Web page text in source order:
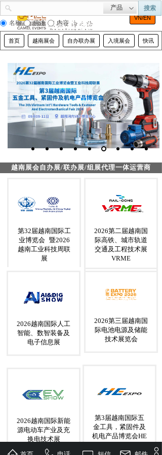
产品 搜索
名称 描述 内容
VN/EN
首页 越南展会 自办联办展 入境展会 快讯
越南展会自办展/联办展/组展代理一体运营商
2026第二届越南国
际高铁、城市轨道
交通及工程技术展
VRME
第32届越南国际工
业博览会 暨2026
越南工业科技周联
展
2026第三届越南国
际电池电源及储能
技术展览会
2026越南国际人工
智能、数智装备及
电子信息展
第3届越南国际五
金工具，紧固件及
机电产品博览会HE
2026越南国际新能
源电动车产业及充
换电技术展